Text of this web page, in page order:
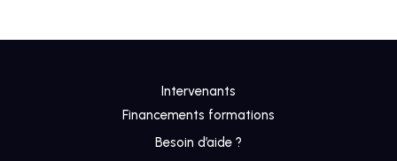
Intervenants
Financements formations
Besoin d’aide ?